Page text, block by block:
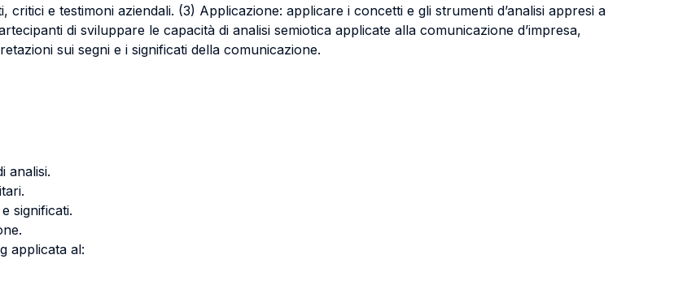
e testimoni aziendali. (3) Applicazione: applicare i concetti e gli strumenti d’analisi appresi a
di sviluppare le capacità di analisi semiotica applicate alla comunicazione d’impresa,
sui segni e i significati della comunicazione.
analisi.
significati.
applicata al: